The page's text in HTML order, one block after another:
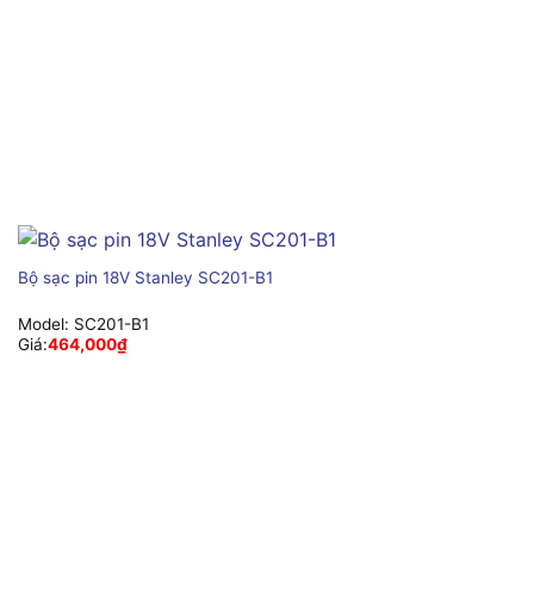
Bộ sạc pin 18V Stanley SC201-B1
Model: SC201-B1
Giá:464,000₫